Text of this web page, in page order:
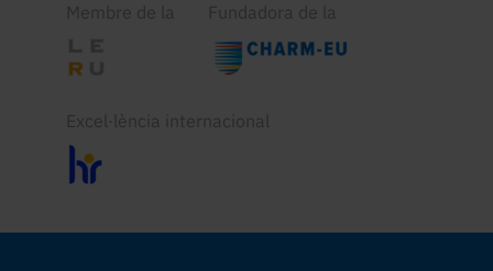
Membre de la Fundadora de la
Excel·lència internacional